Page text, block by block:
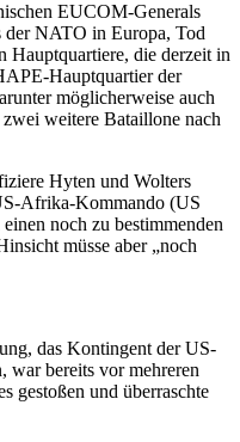
EUCOM-Generals
der NATO in Europa, Tod
Hauptquartiere, die derzeit in
Hauptquartier der
möglicherweise auch
weitere Bataillone nach
Hyten und Wolters
Afrika-Kommando (US
noch zu bestimmenden
müsse aber „noch
das Kontingent der US-
war bereits vor mehreren
gestoßen und überraschte